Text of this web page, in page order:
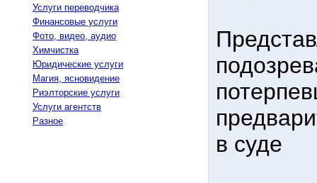
Услуги переводчика
Финансовые услуги
Фото, видео, аудио
Химчистка
Юридические услуги
Магия, ясновидение
Риэлторские услуги
Услуги агентств
Разное
в суде